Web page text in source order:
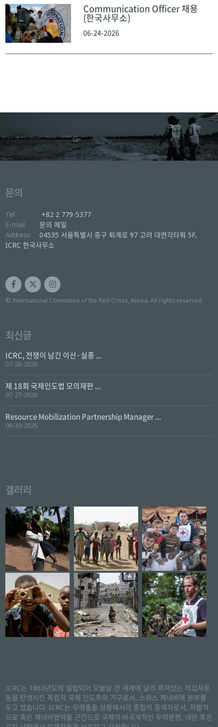
Communication Officer 채용
(한국사무소)
06-24-2026
문의
Tel
+82 2 779-5377
E-mail
문의 메일
Address
04535 서울특별시 중구 퇴계로 97 고려 대연각타워 5F,
ICRC 한국사무소
© International Committee of the Red Cross, Korea. All rights reserved.
최신글
ICRC, 전쟁이 남긴 이산·실종 ...
07-28-2026
제 18회 국제인도법 모의재판 ...
07-27-2026
Resource Mobilization Partnership Manager ...
06-30-2026
갤러리
ICRC는 1863년도에 설립되어 오늘날 전 세계에 널리 퍼져있는 적십자운
동을 탄생시킨 독립적 국제 인도주의 기구로서, 스위스 제네바에 본부를
두고 있습니다. ICRC는 무력충돌 상황에서의 중립적 중재자로서, 자발적
으로 혹은 제네바협약을 근간으로 국제적·비국제적인 무력분쟁, 내란 혹은